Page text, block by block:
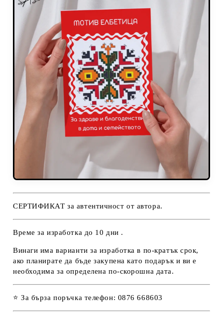
СЕРТИФИКАТ за автентичност от автора.
Време за изработка до 10 дни .
Винаги има варианти за изработка в по-кратък срок,
ако планирате да бъде закупена като подарък и ви е
необходима за определена по-скорошна дата.
⭐ За бърза поръчка телефон: 0876 668603